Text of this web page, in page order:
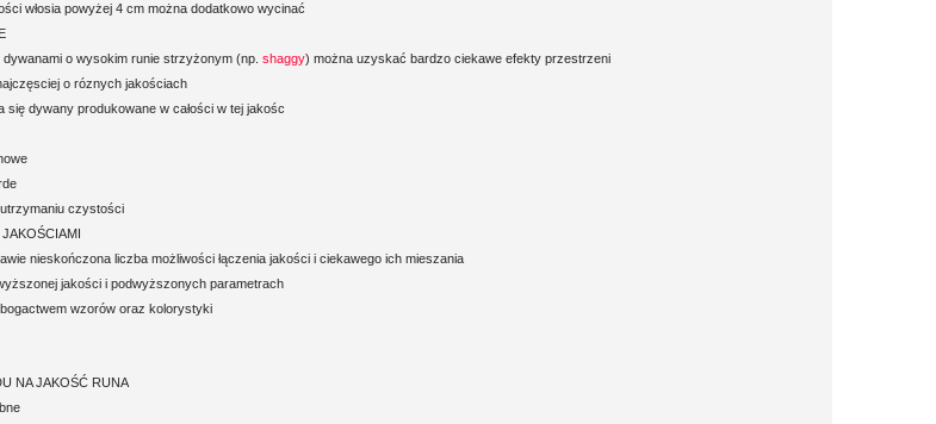
włosia powyżej 4 cm można dodatkowo wycinać
dywanami o wysokim runie strzyżonym (np. shaggy) można uzyskać bardzo ciekawe efekty przestrzeni
o róznych jakościach
się dywany produkowane w całości w tej jakośc
czystości
nieskończona liczba możliwości łączenia jakości i ciekawego ich mieszania
jakości i podwyższonych parametrach
wzorów oraz kolorystyki
NA JAKOŚĆ RUNA